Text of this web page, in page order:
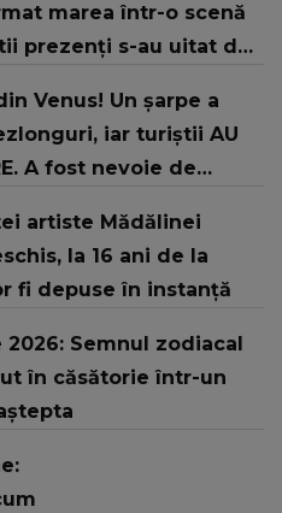
marea într-o scenă
prezenți s-au uitat de
Venus! Un şarpe a
iar turiştii AU
A fost nevoie de
artiste Mădălinei
la 16 ani de la
fi depuse în instanță
2026: Semnul zodiacal
în căsătorie într-un